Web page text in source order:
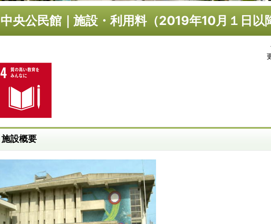
中央公民館｜施設・利用料（2019年10月１日以
施設概要